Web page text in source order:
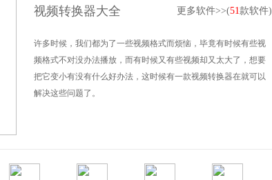
编码模板
视频转换器大全 更多软件>>(51款软件)
许多时候，我们都为了一些视频格式而烦恼，毕竟有时候有些视
频格式不对没办法播放，而有时候又有些视频却又太大了，想要
把它变小有没有什么好办法，这时候有一款视频转换器在就可以
解决这些问题了。